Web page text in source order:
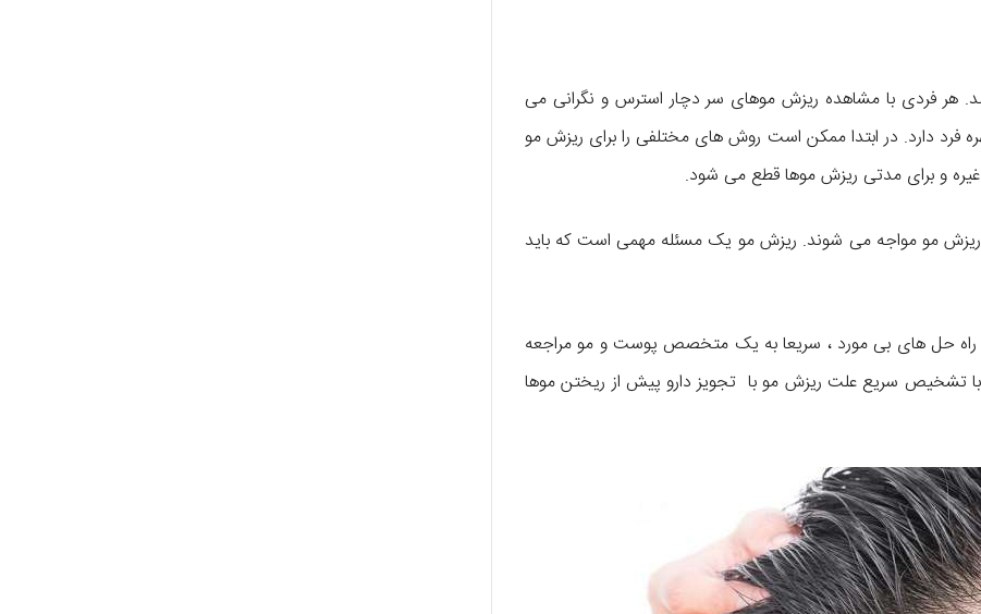
هر فردی با مشاهده ریزش موهای سر دچار استرس و نگرانی می
فرد دارد. در ابتدا ممکن است روش های مختلفی را برای ریزش مو
و برای مدتی ریزش موها قطع می شود.
ریزش مو مواجه می شوند. ریزش مو یک مسئله مهمی است که باید
راه حل های بی مورد ، سریعا به یک متخصص پوست و مو مراجعه
تشخیص سریع علت ریزش مو با تجویز دارو پیش از ریختن موها